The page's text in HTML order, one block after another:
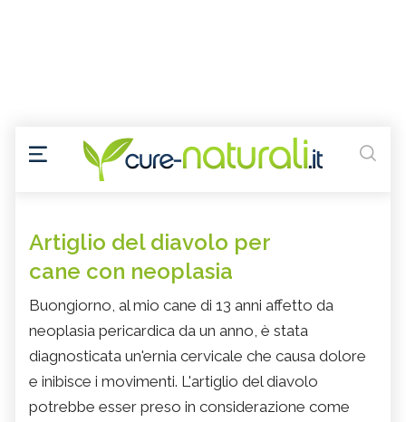
Artiglio del diavolo per
cane con neoplasia
Buongiorno, al mio cane di 13 anni affetto da
neoplasia pericardica da un anno, è stata
diagnosticata un'ernia cervicale che causa dolore
e inibisce i movimenti. L'artiglio del diavolo
potrebbe esser preso in considerazione come